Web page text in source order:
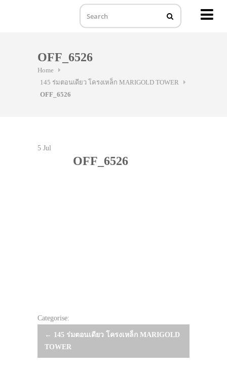
OFF_6526
Home
145 ร่มตอนเดียว โครงเหล็ก MARIGOLD TOWER
OFF_6526
5 Jul
OFF_6526
Categorise:
Post
navigation
← 145 ร่มตอนเดียว โครงเหล็ก MARIGOLD
TOWER